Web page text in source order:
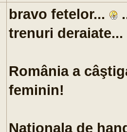
bravo fetelor...
trenuri deraiate...
România a
feminin!
Naţionala de